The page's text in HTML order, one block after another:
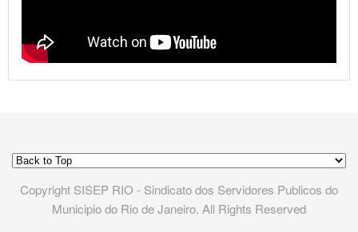
Copyright SISEP RIO - Sindicato dos Servidores Publicos do
Municipio do Rio de Janeiro. All Rights Reserved